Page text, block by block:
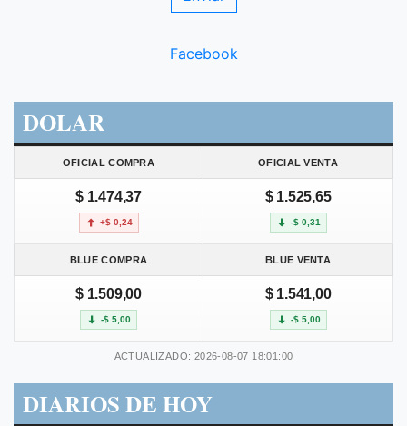
Facebook
DOLAR
OFICIAL COMPRA OFICIAL VENTA
$ 1.474,37
+$ 0,24
$ 1.525,65
-$ 0,31
BLUE COMPRA BLUE VENTA
$ 1.509,00
-$ 5,00
$ 1.541,00
-$ 5,00
ACTUALIZADO: 2026-08-07 18:01:00
DIARIOS DE HOY